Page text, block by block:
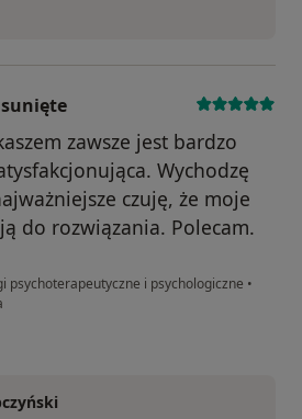
zawsze jest bardzo
Wychodzę
czuję, że moje
do rozwiązania. Polecam.
psychoterapeutyczne i psychologiczne •
zostało usunięte